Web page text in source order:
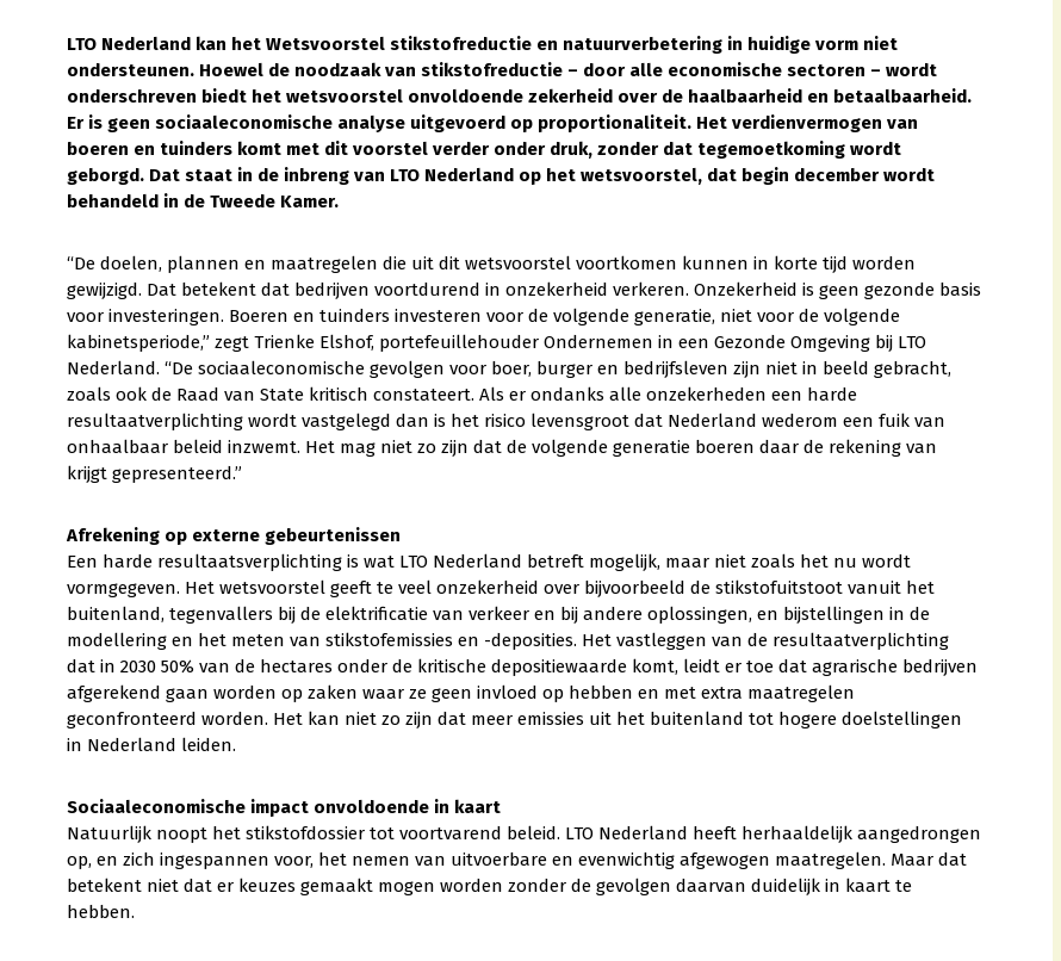
LTO Nederland kan het Wetsvoorstel stikstofreductie en natuurverbetering in huidige vorm niet
ondersteunen. Hoewel de noodzaak van stikstofreductie – door alle economische sectoren – wordt
onderschreven biedt het wetsvoorstel onvoldoende zekerheid over de haalbaarheid en betaalbaarheid.
Er is geen sociaaleconomische analyse uitgevoerd op proportionaliteit. Het verdienvermogen van
boeren en tuinders komt met dit voorstel verder onder druk, zonder dat tegemoetkoming wordt
geborgd. Dat staat in de inbreng van LTO Nederland op het wetsvoorstel, dat begin december wordt
behandeld in de Tweede Kamer.
“De doelen, plannen en maatregelen die uit dit wetsvoorstel voortkomen kunnen in korte tijd worden
gewijzigd. Dat betekent dat bedrijven voortdurend in onzekerheid verkeren. Onzekerheid is geen gezonde basis
voor investeringen. Boeren en tuinders investeren voor de volgende generatie, niet voor de volgende
kabinetsperiode,” zegt Trienke Elshof, portefeuillehouder Ondernemen in een Gezonde Omgeving bij LTO
Nederland. “De sociaaleconomische gevolgen voor boer, burger en bedrijfsleven zijn niet in beeld gebracht,
zoals ook de Raad van State kritisch constateert. Als er ondanks alle onzekerheden een harde
resultaatverplichting wordt vastgelegd dan is het risico levensgroot dat Nederland wederom een fuik van
onhaalbaar beleid inzwemt. Het mag niet zo zijn dat de volgende generatie boeren daar de rekening van
krijgt gepresenteerd.”
Afrekening op externe gebeurtenissen
Een harde resultaatsverplichting is wat LTO Nederland betreft mogelijk, maar niet zoals het nu wordt
vormgegeven. Het wetsvoorstel geeft te veel onzekerheid over bijvoorbeeld de stikstofuitstoot vanuit het
buitenland, tegenvallers bij de elektrificatie van verkeer en bij andere oplossingen, en bijstellingen in de
modellering en het meten van stikstofemissies en -deposities. Het vastleggen van de resultaatverplichting
dat in 2030 50% van de hectares onder de kritische depositiewaarde komt, leidt er toe dat agrarische bedrijven
afgerekend gaan worden op zaken waar ze geen invloed op hebben en met extra maatregelen
geconfronteerd worden. Het kan niet zo zijn dat meer emissies uit het buitenland tot hogere doelstellingen
in Nederland leiden.
Sociaaleconomische impact onvoldoende in kaart
Natuurlijk noopt het stikstofdossier tot voortvarend beleid. LTO Nederland heeft herhaaldelijk aangedrongen
op, en zich ingespannen voor, het nemen van uitvoerbare en evenwichtig afgewogen maatregelen. Maar dat
betekent niet dat er keuzes gemaakt mogen worden zonder de gevolgen daarvan duidelijk in kaart te
hebben.